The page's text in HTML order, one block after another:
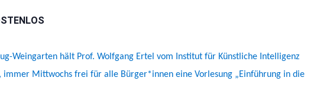
Weingarten hält Prof. Wolfgang Ertel vom Institut für Künstliche Intelligenz
immer Mittwochs frei für alle Bürger*innen eine Vorlesung „Einführung in die